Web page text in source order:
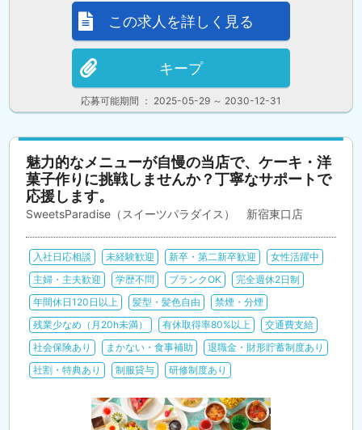
応募可能期間 ： 2025-05-29 ～ 2030-12-31
この求人を詳しく見る
キープ
魅力的なメニューが自慢の当店で、ケーキ・洋
菓子作りに挑戦しませんか？丁寧なサポートで
応援します。
SweetsParadise（スイーツパラダイス） 新宿東口店
入社日応相談 未経験歓迎 新卒・第二新卒歓迎
女性活躍中
主婦・主夫歓迎
学歴不問 ブランクOK
完全週休2日制
年間休日120日以上
髪型・髪色自由
禁煙・分煙
残業少なめ（月20h未満）
有休取得率80%以上
交通費支給
社会保険あり
まかない・食事補助
退職金・財形貯蓄制度あり
社割・特典あり
制服貸与 研修制度あり